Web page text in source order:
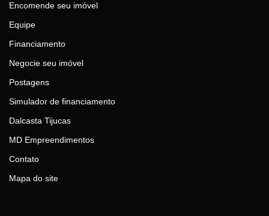
Encomende seu imóvel
Equipe
Financiamento
Negocie seu imóvel
Postagens
Simulador de financiamento
Dalcasta Tijucas
MD Empreendimentos
Contato
Mapa do site